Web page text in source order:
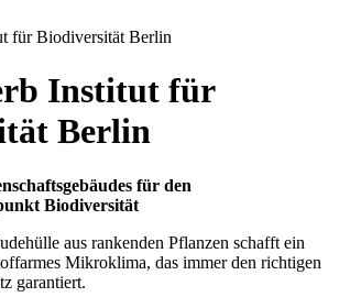
Institut für
Berlin
für den
Biodiversität
aus rankenden Pflanzen schafft ein
Mikroklima, das immer den richtigen
garantiert.